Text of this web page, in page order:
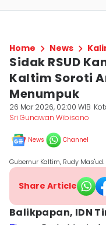
Home News
Sidak RSUD
Kaltim Soroti
Menumpuk
26 Mar 2026, 02:00 WIB
Sri Gunawan Wibisono
News Channel
Gubernur Kaltim, Rudy
Share Article
Balikpapan, IDN